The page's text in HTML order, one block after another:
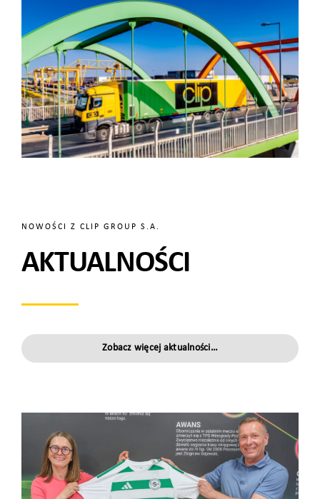
NOWOŚCI Z CLIP GROUP S.A.
AKTUALNOŚCI
Zobacz więcej aktualności…